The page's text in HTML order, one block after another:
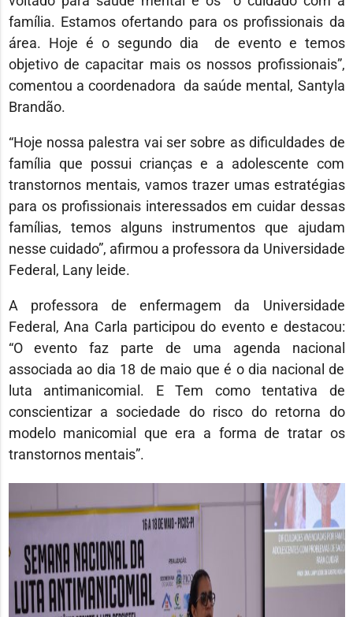
família. Estamos ofertando para os profissionais da
área. Hoje é o segundo dia de evento e temos
objetivo de capacitar mais os nossos profissionais”,
comentou a coordenadora da saúde mental, Santyla
Brandão.
“Hoje nossa palestra vai ser sobre as dificuldades de
família que possui crianças e a adolescente com
transtornos mentais, vamos trazer umas estratégias
para os profissionais interessados em cuidar dessas
famílias, temos alguns instrumentos que ajudam
nesse cuidado”, afirmou a professora da Universidade
Federal, Lany leide.
A professora de enfermagem da Universidade
Federal, Ana Carla participou do evento e destacou:
“O evento faz parte de uma agenda nacional
associada ao dia 18 de maio que é o dia nacional de
luta antimanicomial. E Tem como tentativa de
conscientizar a sociedade do risco do retorna do
modelo manicomial que era a forma de tratar os
transtornos mentais”.